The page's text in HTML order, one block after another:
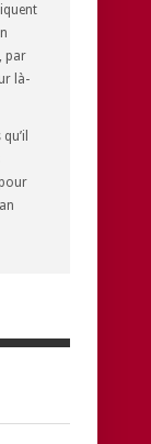
par
là-